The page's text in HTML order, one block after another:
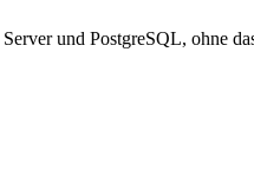
und PostgreSQL, ohne